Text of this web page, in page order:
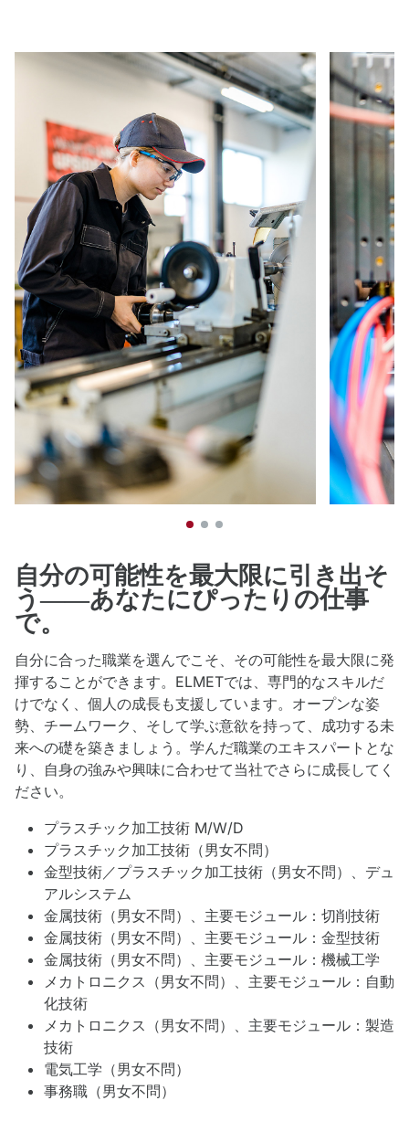
自分の可能性を最大限に引き出そ
う――あなたにぴったりの仕事
で。
自分に合った職業を選んでこそ、その可能性を最大限に発
揮することができます。ELMETでは、専門的なスキルだ
けでなく、個人の成長も支援しています。オープンな姿
勢、チームワーク、そして学ぶ意欲を持って、成功する未
来への礎を築きましょう。学んだ職業のエキスパートとな
り、自身の強みや興味に合わせて当社でさらに成長してく
ださい。
プラスチック加工技術 M/W/D
プラスチック加工技術（男女不問）
金型技術／プラスチック加工技術（男女不問）、デュ
アルシステム
金属技術（男女不問）、主要モジュール：切削技術
金属技術（男女不問）、主要モジュール：金型技術
金属技術（男女不問）、主要モジュール：機械工学
メカトロニクス（男女不問）、主要モジュール：自動
化技術
メカトロニクス（男女不問）、主要モジュール：製造
技術
電気工学（男女不問）
事務職（男女不問）